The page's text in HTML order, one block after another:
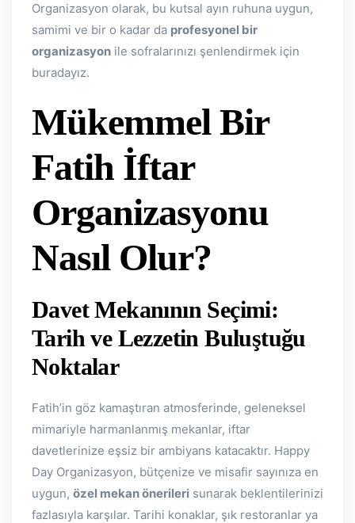
Organizasyon olarak, bu kutsal ayın ruhuna uygun,
samimi ve bir o kadar da profesyonel bir
organizasyon ile sofralarınızı şenlendirmek için
buradayız.
Mükemmel Bir
Fatih İftar
Organizasyonu
Nasıl Olur?
Davet Mekanının Seçimi:
Tarih ve Lezzetin Buluştuğu
Noktalar
Fatih’in göz kamaştıran atmosferinde, geleneksel
mimariyle harmanlanmış mekanlar, iftar
davetlerinize eşsiz bir ambiyans katacaktır. Happy
Day Organizasyon, bütçenize ve misafir sayınıza en
uygun, özel mekan önerileri sunarak beklentilerinizi
fazlasıyla karşılar. Tarihi konaklar, şık restoranlar ya